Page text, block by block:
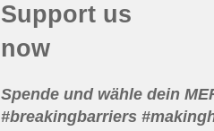
Support us
now
Spende und wähle dein
#breakingbarriers